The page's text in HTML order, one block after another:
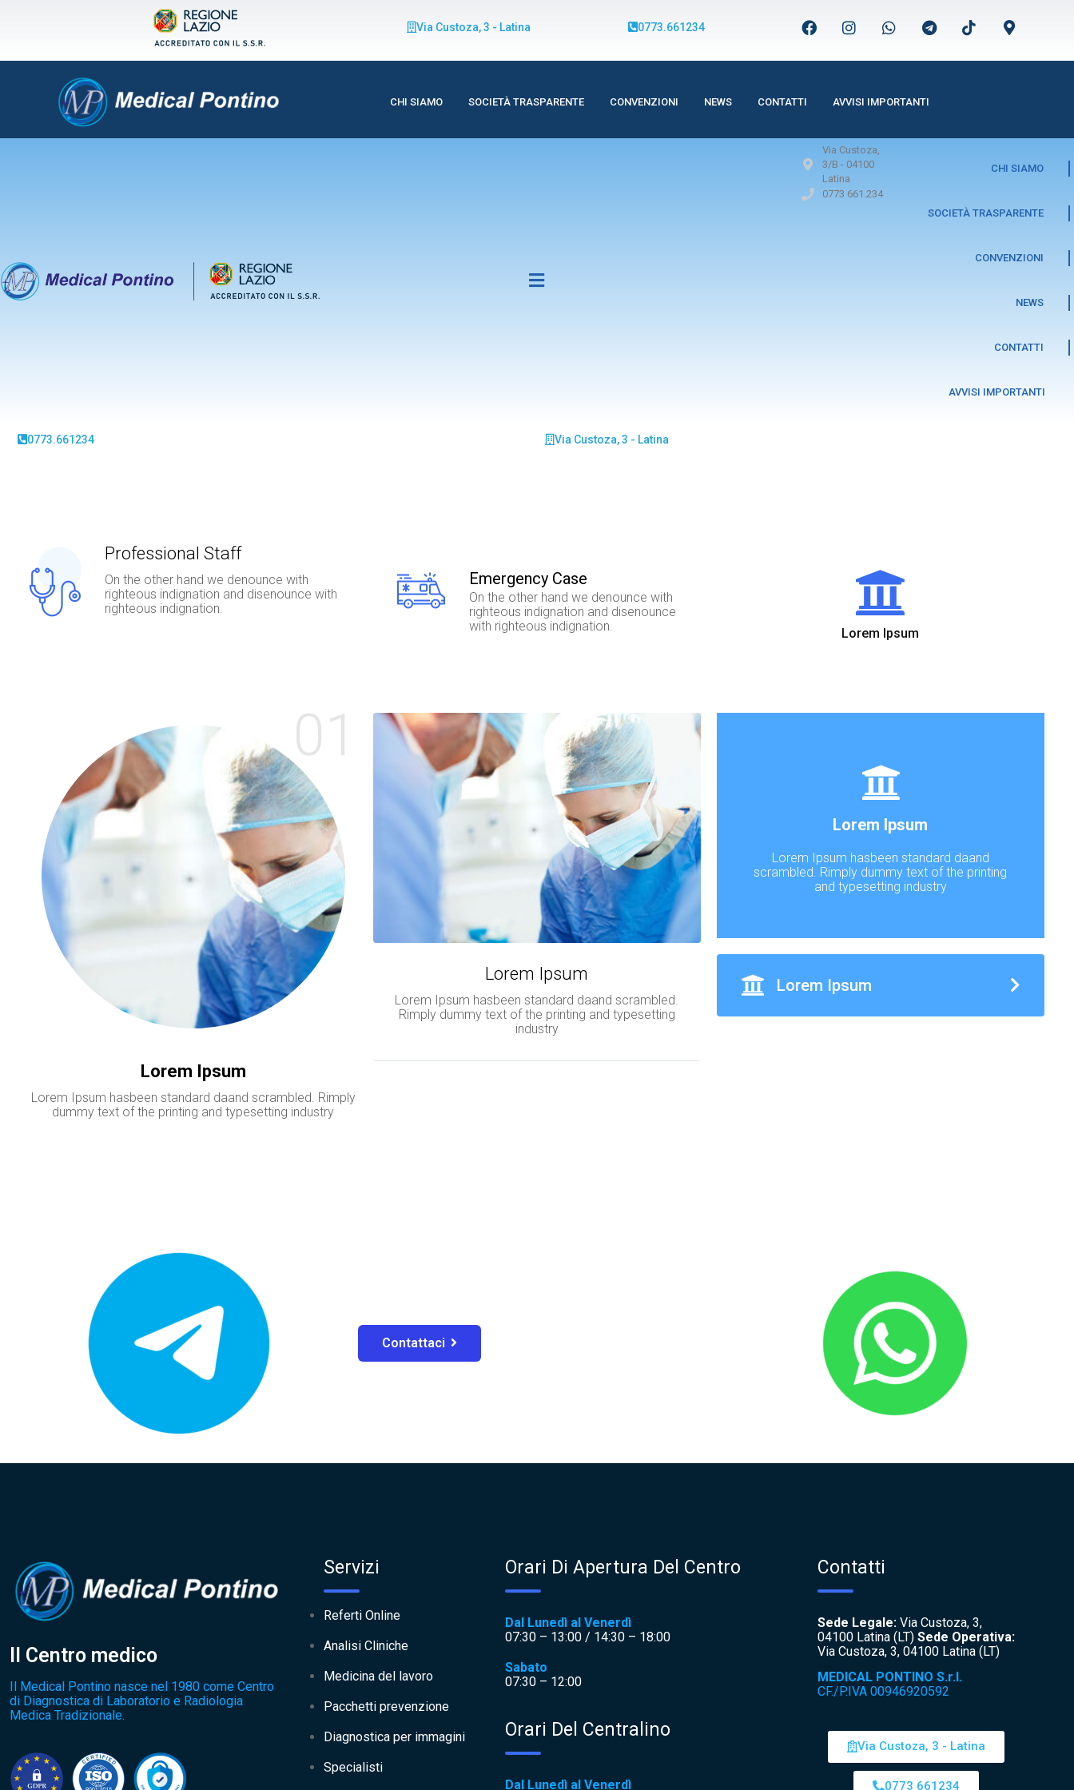
Via Custoza, 3 - Latina 0773.661234
CHI SIAMO SOCIETÀ TRASPARENTE CONVENZIONI NEWS CONTATTI AVVISI IMPORTANTI
Via Custoza,
3/B - 04100
Latina
0773 661.234
CHI SIAMO
SOCIETÀ TRASPARENTE
CONVENZIONI
NEWS
CONTATTI
AVVISI IMPORTANTI
0773.661234 Via Custoza, 3 - Latina
Professional Staff
On the other hand we denounce with
righteous indignation and disenounce with
righteous indignation.
Emergency Case
On the other hand we denounce with
righteous indignation and disenounce
with righteous indignation.
Lorem Ipsum
01
Lorem Ipsum
Lorem Ipsum hasbeen standard daand scrambled. Rimply
dummy text of the printing and typesetting industry
Lorem Ipsum
Lorem Ipsum hasbeen standard daand scrambled.
Rimply dummy text of the printing and typesetting
industry
Lorem Ipsum
Lorem Ipsum hasbeen standard daand
scrambled. Rimply dummy text of the printing
and typesetting industry
Lorem Ipsum
Contattaci
Il Centro medico
Il Medical Pontino nasce nel 1980 come Centro
di Diagnostica di Laboratorio e Radiologia
Medica Tradizionale.
Servizi
Referti Online
Analisi Cliniche
Medicina del lavoro
Pacchetti prevenzione
Diagnostica per immagini
Specialisti
Orari Di Apertura Del Centro
Dal Lunedì al Venerdì
07:30 – 13:00 / 14:30 – 18:00
Sabato
07:30 – 12:00
Orari Del Centralino
Dal Lunedì al Venerdì
Contatti
Sede Legale:Via Custoza, 3,
04100 Latina (LT) Sede Operativa:
Via Custoza, 3, 04100 Latina (LT)
MEDICAL PONTINO S.r.l.
CF./P.IVA 00946920592
Via Custoza, 3 - Latina
0773 661234